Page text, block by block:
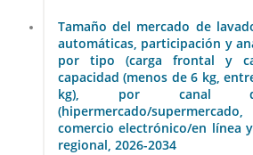
Tamaño del mercado de
automáticas, participación y
por tipo (carga frontal y
capacidad (menos de 6 kg,
kg), por canal de
(hipermercado/
comercio electrónico/en línea
regional, 2026-2034